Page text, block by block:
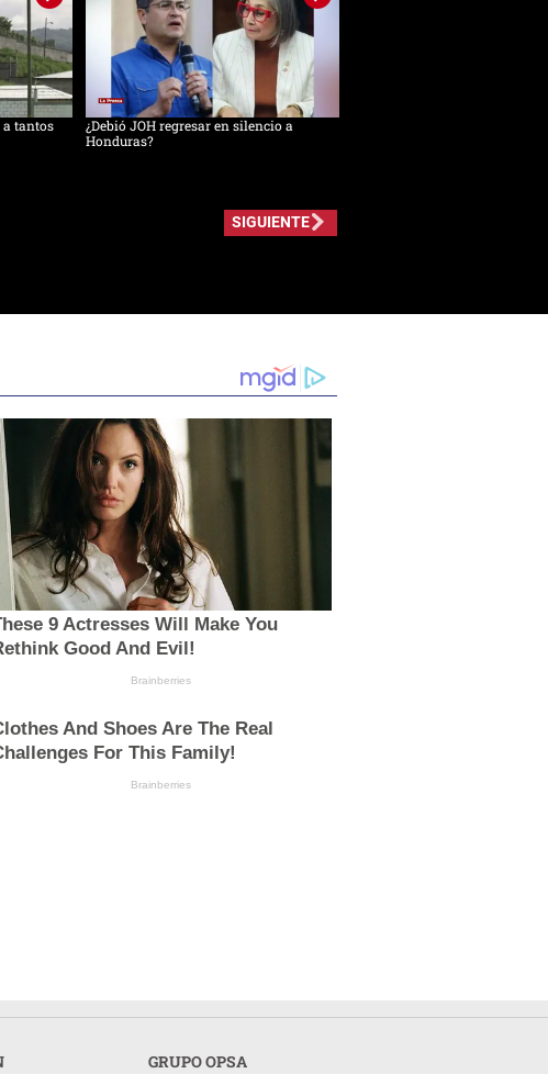
a tantos
¿Debió JOH regresar en silencio a
Honduras?
SIGUIENTE
9 Actresses Will Make You
Good And Evil!
Brainberries
And Shoes Are The Real
For This Family!
Brainberries
GRUPO OPSA